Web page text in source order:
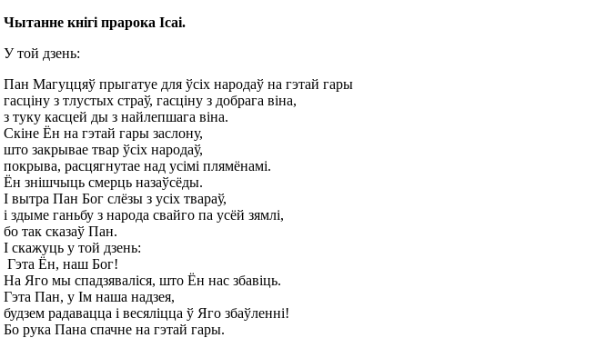
Чытанне кнігі прарока Ісаі.
У той дзень:
Пан Магуццяў прыгатуе для ўсіх народаў на гэтай гары
гасціну з тлустых страў, гасціну з добрага віна,
з туку касцей ды з найлепшага віна.
Скіне Ён на гэтай гары заслону,
што закрывае твар ўсіх народаў,
покрыва, расцягнутае над усімі плямёнамі.
Ён знішчыць смерць назаўсёды.
І вытра Пан Бог слёзы з усіх твараў,
і здыме ганьбу з народа свайго па усёй зямлі,
бо так сказаў Пан.
І скажуць у той дзень:
Гэта Ён, наш Бог!
На Яго мы спадзяваліся, што Ён нас збавіць.
Гэта Пан, у Ім наша надзея,
будзем радавацца і весяліцца ў Яго збаўленні!
Бо рука Пана спачне на гэтай гары.